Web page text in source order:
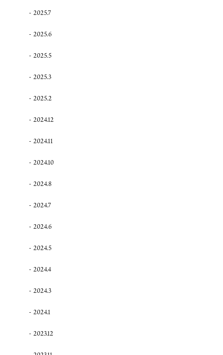
2025.7
2025.6
2025.5
2025.3
2025.2
2024.12
2024.11
2024.10
2024.8
2024.7
2024.6
2024.5
2024.4
2024.3
2024.1
2023.12